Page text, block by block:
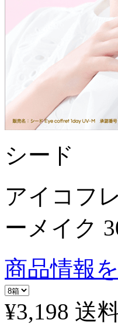
シード
アイコフ
ーメイク
商品情報
¥3,198 送